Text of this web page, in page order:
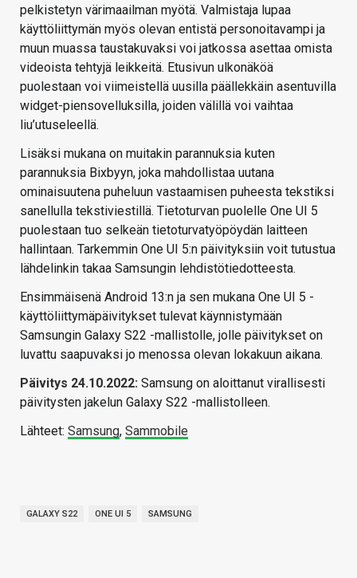
pelkistetyn värimaailman myötä. Valmistaja lupaa
käyttöliittymän myös olevan entistä personoitavampi ja
muun muassa taustakuvaksi voi jatkossa asettaa omista
videoista tehtyjä leikkeitä. Etusivun ulkonäköä
puolestaan voi viimeistellä uusilla päällekkäin asentuvilla
widget-piensovelluksilla, joiden välillä voi vaihtaa
liu’utuseleellä.
Lisäksi mukana on muitakin parannuksia kuten
parannuksia Bixbyyn, joka mahdollistaa uutana
ominaisuutena puheluun vastaamisen puheesta tekstiksi
sanellulla tekstiviestillä. Tietoturvan puolelle One UI 5
puolestaan tuo selkeän tietoturvatyöpöydän laitteen
hallintaan. Tarkemmin One UI 5:n päivityksiin voit tutustua
lähdelinkin takaa Samsungin lehdistötiedotteesta.
Ensimmäisenä Android 13:n ja sen mukana One UI 5 -
käyttöliittymäpäivitykset tulevat käynnistymään
Samsungin Galaxy S22 -mallistolle, jolle päivitykset on
luvattu saapuvaksi jo menossa olevan lokakuun aikana.
Päivitys 24.10.2022: Samsung on aloittanut virallisesti
päivitysten jakelun Galaxy S22 -mallistolleen.
Lähteet: Samsung, Sammobile
GALAXY S22 ONE UI 5 SAMSUNG